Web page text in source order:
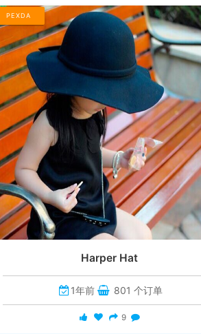
PEXDA
Harper Hat
1年前 801 个订单
9